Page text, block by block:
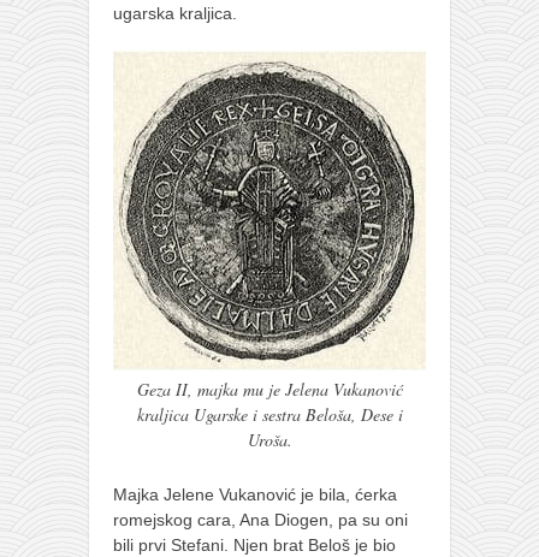
ugarska kraljica.
Geza II, majka mu je Jelena Vukanović
kraljica Ugarske i sestra Beloša, Dese i
Uroša.
Majka Jelene Vukanović je bila, ćerka
romejskog cara, Ana Diogen, pa su oni
bili prvi Stefani. Njen brat Beloš je bio